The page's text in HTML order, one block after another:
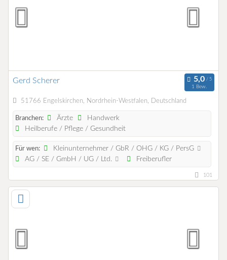
Gerd Scherer
1 Bew.
51766 Engelskirchen, Nordrhein-Westfalen, Deutschland
Branchen: Ärzte
Handwerk
Heilberufe / Pflege / Gesundheit
Für wen:
Kleinunternehmer / GbR / OHG / KG / PersG
AG / SE / GmbH / UG / Ltd.
Freiberufler
101